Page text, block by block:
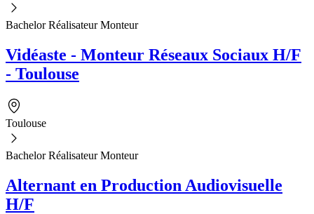
Bachelor Réalisateur Monteur
Vidéaste - Monteur Réseaux Sociaux H/F
- Toulouse
Toulouse
Bachelor Réalisateur Monteur
Alternant en Production Audiovisuelle
H/F